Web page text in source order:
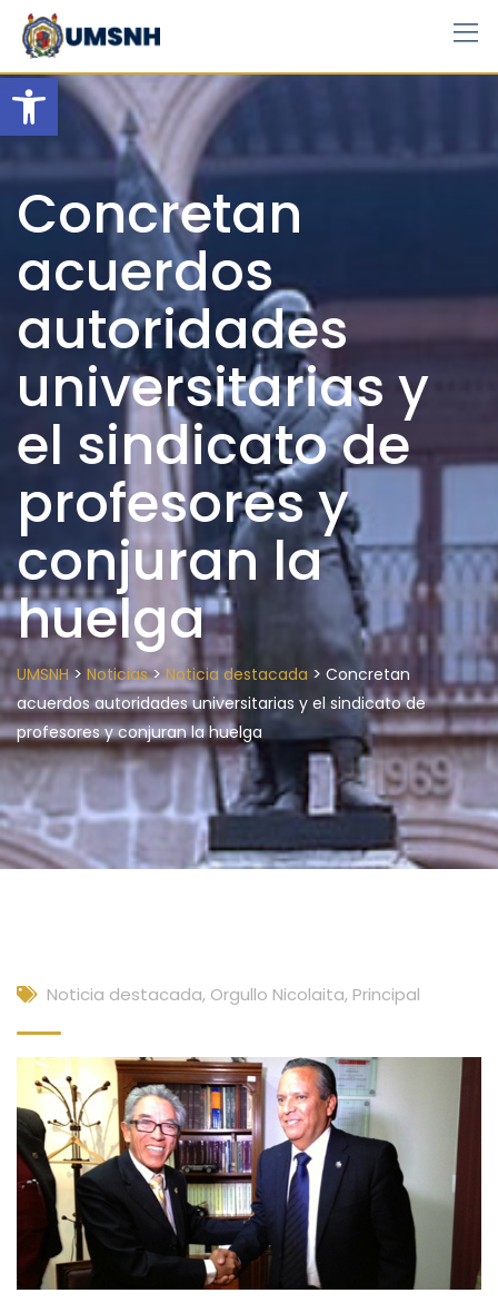
Open toolbar
Skip
content
Concretan
acuerdos
autoridades
universitarias y
el sindicato de
profesores y
conjuran la
huelga
UMSNH> Noticias>Noticia destacada > Concretan
acuerdos autoridades universitarias y el sindicato de
profesores y conjuran la huelga
Noticia destacada, Orgullo Nicolaita, Principal